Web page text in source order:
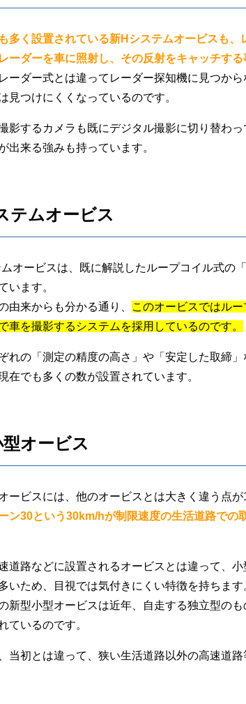
多く設置されている新Hシステムオービスも
ーダーを車に照射し、その反射をキャッチする
ーダー式とは違ってレーダー探知機に見つか
見つけにくくなっているのです。
影するカメラも既にデジタル撮影に切り替わ
出来る強みも持っています。
テムオービス
ムオービスは、既に解説したループコイル式の
います。
由来からも分かる通り、
このオービスではル
車を撮影するシステムを採用しているのです。
れの「測定の精度の高さ」や「安定した取締
在でも多くの数が設置されています。
オービス
ービスには、他のオービスとは大きく違う点が
ン30という30km/hが制限速度の生活道路での
道路などに設置されるオービスとは違って、
いため、目視では気付きにくい特徴を持ちます
新型小型オービスは近年、自走する独立型の
ているのです。
当初とは違って、狭い生活道路以外の高速道